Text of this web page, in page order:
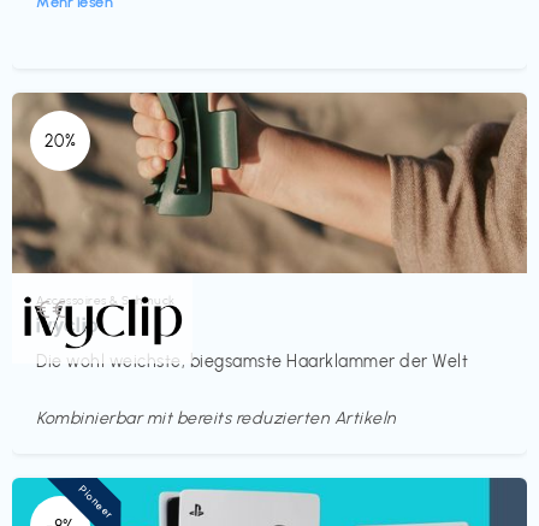
20%
Accessoires & Schmuck
ivyclip
Die wohl weichste, biegsamste Haarklammer der Welt
€€‎
Kombinierbar mit bereits reduzierten Artikeln
Pioneer